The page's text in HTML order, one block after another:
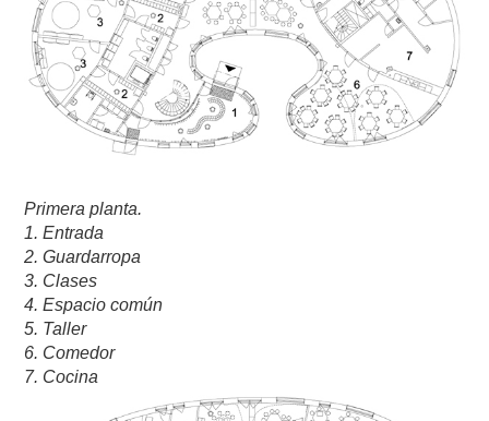
Primera planta.
1. Entrada
2. Guardarropa
3. Clases
4. Espacio común
5. Taller
6. Comedor
7. Cocina